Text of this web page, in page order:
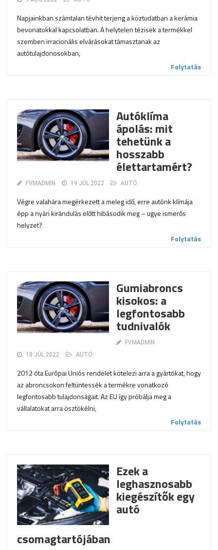
Napjainkban számtalan tévhit terjeng a köztudatban a kerámia
bevonatokkal kapcsolatban. A helytelen tézisek a termékkel
szemben irracionális elvárásokat támasztanak az
autótulajdonosokban,
Folytatás
Autóklíma
ápolás: mit
tehetünk a
hosszabb
élettartamért?
FVMADMIN 19 JÚL 2022 AUTÓ
Végre valahára megérkezett a meleg idő, erre autónk klímája
épp a nyári kirándulás előtt hibásodik meg – ugye ismerős
helyzet?
Folytatás
Gumiabroncs
kisokos: a
legfontosabb
tudnivalók
FVMADMIN
18 JÚL 2022
AUTÓ
2012 óta Európai Uniós rendelet kötelezi arra a gyártókat, hogy
az abroncsokon feltüntessék a termékre vonatkozó
legfontosabb tulajdonságait. Az EU így próbálja meg a
vállalatokat arra ösztökélni,
Folytatás
Ezek a
leghasznosabb
kiegészítők egy
autó
csomagtartójában